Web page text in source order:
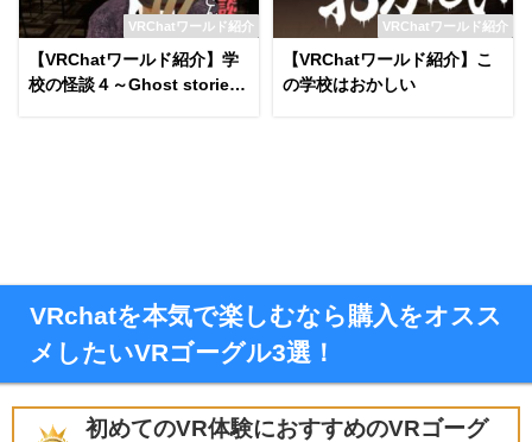
VRChatワールド紹介
【VRChatワールド紹介】学
校の怪談４～Ghost stories4
VRChatワールド紹介
【VRChatワールド紹介】こ
の学校はおかしい
VRchatを本気で楽しむなら購入をオスス
メしたいVRゴーグル3選！
初めてのVR体験におすすめのVRゴーグ